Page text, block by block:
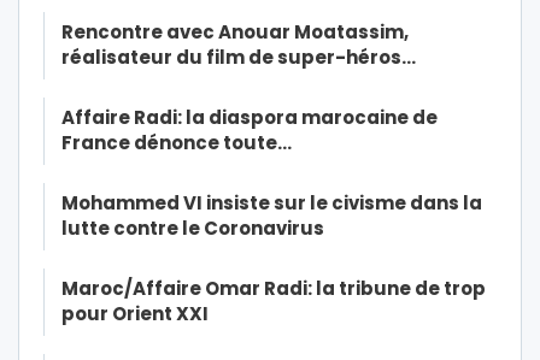
Rencontre avec Anouar Moatassim,
réalisateur du film de super-héros…
Affaire Radi: la diaspora marocaine de
France dénonce toute…
Mohammed VI insiste sur le civisme dans la
lutte contre le Coronavirus
Maroc/Affaire Omar Radi: la tribune de trop
pour Orient XXI